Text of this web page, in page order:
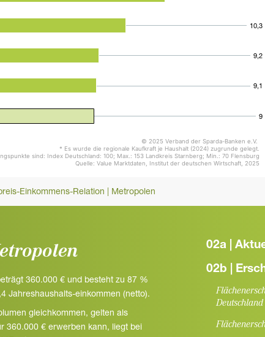
10,3
10,3
9,2
9,2
9,1
9,1
9
9
© 2025 Verband der Sparda-Banken e.V.
* Es wurde die regionale Kaufkraft je Haushalt (2024) zugrunde gelegt.
sind: Index Deutschland: 100; Max.: 153 Landkreis Starnberg; Min.: 70 Flensburg
Quelle: Value Marktdaten, Institut der deutschen Wirtschaft, 2025
Einkommens-Relation | Metropolen
02a |
02b |
Deutschland
360.000 € und besteht zu 87 %
Jahreshaushalts-einkommen (netto).
gleichkommen, gelten als
360.000 € erwerben kann, liegt bei